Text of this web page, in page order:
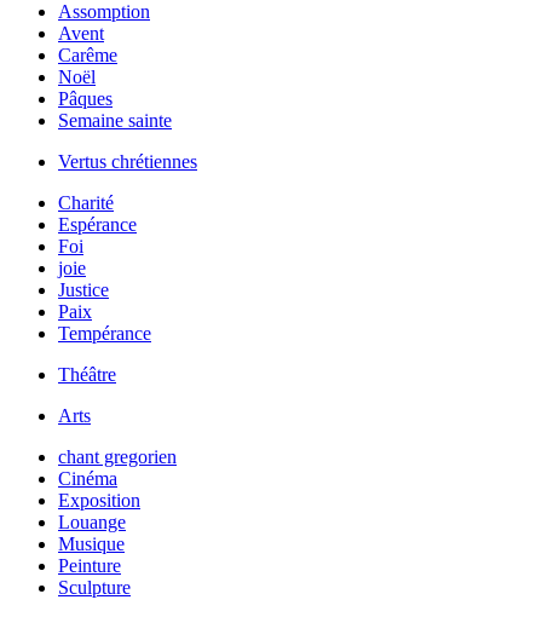
Assomption
Avent
Carême
Noël
Pâques
Semaine sainte
Vertus chrétiennes
Charité
Espérance
Foi
joie
Justice
Paix
Tempérance
Théâtre
Arts
chant gregorien
Cinéma
Exposition
Louange
Musique
Peinture
Sculpture